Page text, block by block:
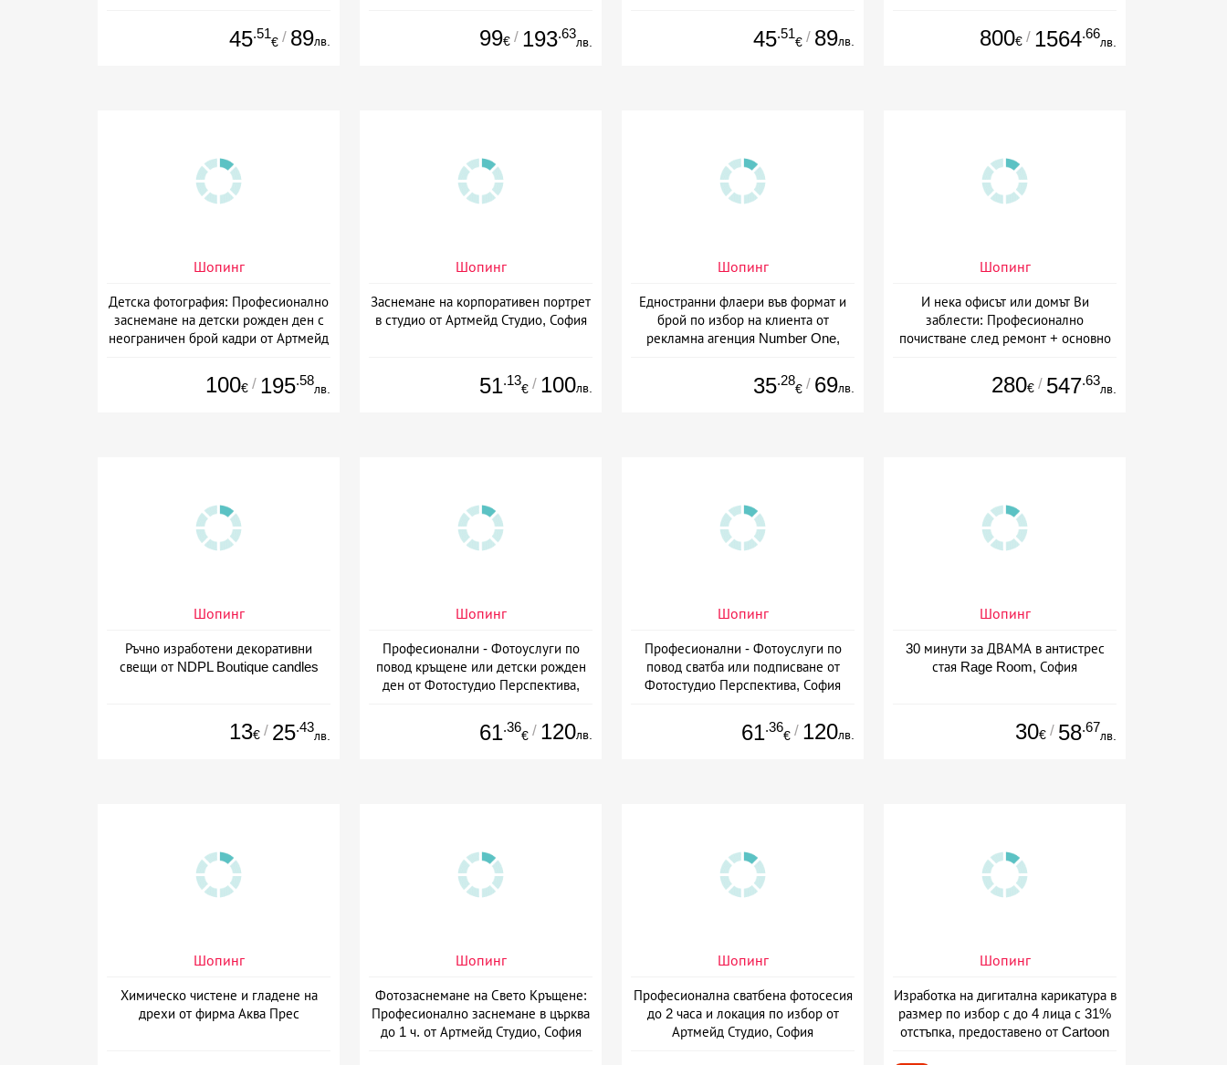
45.51
€ / 89лв. 99€ / 193.63
лв. 45.51
€ / 89лв.
Артмейд Студио
800€ / 1564.66
лв.
Шопинг
Детска фотография: Професионално
заснемане на детски рожден ден с
неограничен брой кадри от Артмейд
100€ / 195.58
лв.
Шопинг
Заснемане на корпоративен портрет
в студио от Артмейд Студио, София
51.13
€ / 100лв.
Шопинг
Едностранни флаери във формат и
брой по избор на клиента от
рекламна агенция Number One,
35.28
€ / 69лв.
Шопинг
И нека офисът или домът Ви
заблести: Професионално
почистване след ремонт + основно
прозорци, почистване на офиси или
абонаментно почистване от MS
280€ / 547.63
лв.
Шопинг
Ръчно изработени декоративни
свещи от NDPL Boutique candles
13€ / 25.43
лв.
Шопинг
Професионални - Фотоуслуги по
повод кръщене или детски рожден
ден от Фотостудио Перспектива,
61.36
€ / 120лв.
Шопинг
Професионални - Фотоуслуги по
повод сватба или подписване от
Фотостудио Перспектива, София
61.36
€ / 120лв.
Шопинг
30 минути за ДВАМА в антистрес
стая Rage Room, София
30€ / 58.67
лв.
Шопинг
Химическо чистене и гладене на
дрехи от фирма Аква Прес
Шопинг
Фотозаснемане на Свето Кръщене:
Професионално заснемане в църква
до 1 ч. от Артмейд Студио, София
Шопинг
Професионална сватбена фотосесия
до 2 часа и локация по избор от
Артмейд Студио, София
Шопинг
Изработка на дигитална карикатура в
размер по избор с до 4 лица с 31%
отстъпка, предоставено от Cartoon